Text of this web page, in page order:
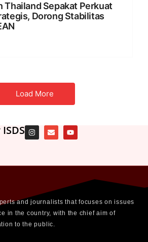
Thailand Sepakat Perkuat
Dorong Stabilitas
Load More
and journalists that focuses on issues
in the country, with the chief aim of
to the public.